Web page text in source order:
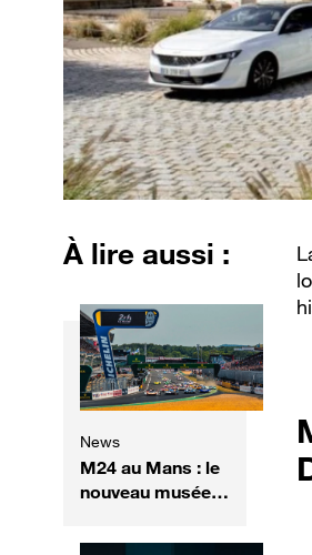
À lire aussi :
News
M24 au Mans : le
nouveau musée
automobile ouvre